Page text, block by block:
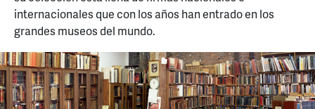
internacionales que con los años han entrado en los
grandes museos del mundo.